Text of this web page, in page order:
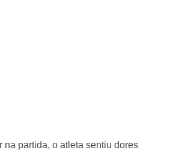
na partida, o atleta sentiu dores